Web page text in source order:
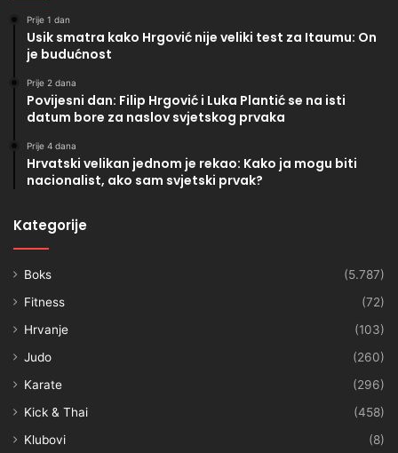
Prije 1 dan
Usik smatra kako Hrgović nije veliki test za Itaumu: On
je budućnost
Prije 2 dana
Povijesni dan: Filip Hrgović i Luka Plantić se na isti
datum bore za naslov svjetskog prvaka
Prije 4 dana
Hrvatski velikan jednom je rekao: Kako ja mogu biti
nacionalist, ako sam svjetski prvak?
Kategorije
Boks
(5.787)
Fitness
(72)
Hrvanje
(103)
Judo
(260)
Karate
(296)
Kick & Thai
(458)
Klubovi
(8)